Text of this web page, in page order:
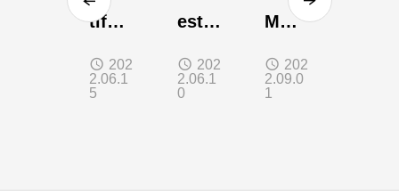
tiful
Hydr
ange
202
2.06.1
5
est
Time
🥒🥒
202
2.06.1
0
M
After
Scho
202
2.09.0
1